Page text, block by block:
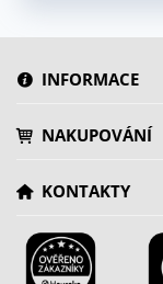
INFORMACE
NAKUPOVÁNÍ
KONTAKTY